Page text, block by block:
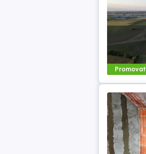
Promovat